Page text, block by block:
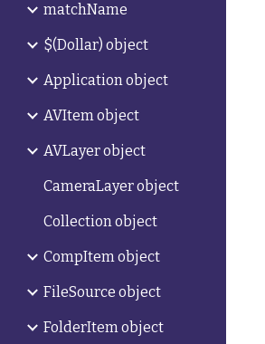
matchName
$(Dollar) object
Application object
AVItem object
AVLayer object
CameraLayer object
Collection object
CompItem object
FileSource object
FolderItem object